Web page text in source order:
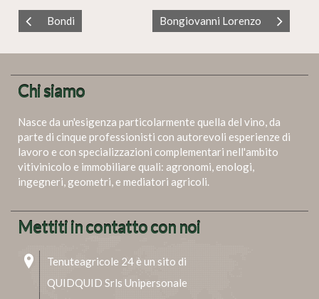
Bondi Bongiovanni Lorenzo
Chi siamo
Nasce da un'esigenza particolarmente quella del vino, da
parte di cinque professionisti con autorevoli esperienze di
lavoro e con specializzazioni complementari nell'ambito
vitivinicolo e immobiliare quali: agronomi, enologi,
ingegneri, geometri, e mediatori agricoli.
Mettiti in contatto con noi
Tenuteagricole 24 è un sito di
QUIDQUID Srls Unipersonale